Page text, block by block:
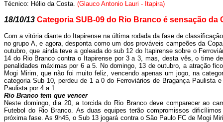
Técnico: Hélio da Costa. (Glauco Antonio Lauri - Itapira)
18/10/13 Categoria SUB-09 do Rio Branco é sensação da
Com a vitória diante do Itapirense na última rodada da fase de
no grupo A, e agora, desponta como um dos prováveis campeões da
outubro, que ainda teve a goleada do sub 12 do Itapirense sobre o
14 do Rio Branco contra o Itapirense por 3 a 3, mas, desta vês, o time
penalidades máximas por 6 a 5. No domingo, 13 de outubro, a atração
Mogi Mirim, que não foi muito feliz, vencendo apenas um jogo, na
categoria Sub 10, perdeu de 1 a 0 do Ferroviários de Bragança Paulista
Paulista por 4 a 1.
Rio Branco tem que vencer
Neste domingo, dia 20, a torcida do Rio Branco deve comparecer ao
Futebol do Rio Branco. As duas equipes terão compromissos
próxima fase. As 9h45, o Sub 13 jogará contra o São Paulo FC de Mogi